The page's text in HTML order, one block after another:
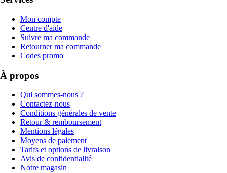
Mon compte
Centre d'aide
Suivre ma commande
Retourner ma commande
Codes promo
À propos
Qui sommes-nous ?
Contactez-nous
Conditions générales de vente
Retour & remboursement
Mentions légales
Moyens de paiement
Tarifs et options de livraison
Avis de confidentialité
Notre magasin